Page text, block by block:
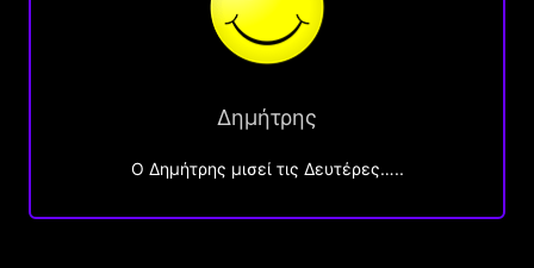
Δημήτρης
O Δημήτρης μισεί τις Δευτέρες…..